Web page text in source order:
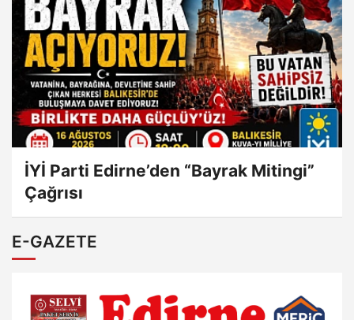
İYİ Parti Edirne’den “Bayrak Mitingi”
Çağrısı
E-GAZETE